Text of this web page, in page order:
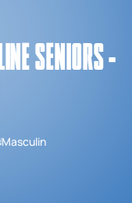
SENIORS -
Masculin